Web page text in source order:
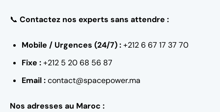
📞 Contactez nos experts sans attendre :
Mobile / Urgences (24/7) :+212 6 67 17 37 70
Fixe :+212 5 20 68 56 87
Email :contact@spacepower.ma
Nos adresses au Maroc :